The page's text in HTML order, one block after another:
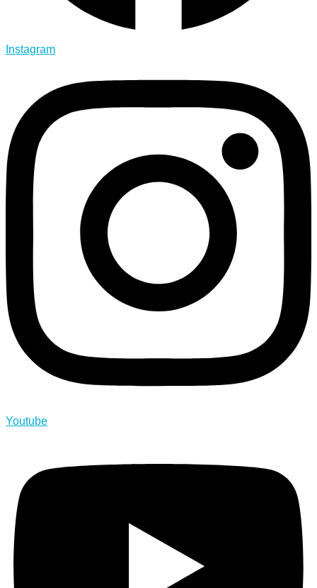
Instagram
Youtube